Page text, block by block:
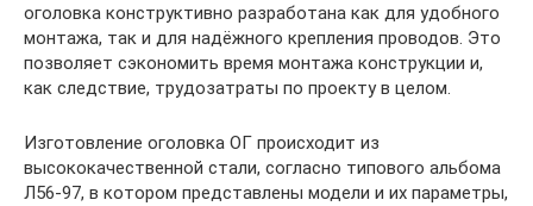
оголовка конструктивно разработана как для удобного
монтажа, так и для надёжного крепления проводов. Это
позволяет сэкономить время монтажа конструкции и,
как следствие, трудозатраты по проекту в целом.
Изготовление оголовка ОГ происходит из
высококачественной стали, согласно типового альбома
Л56-97, в котором представлены модели и их параметры,